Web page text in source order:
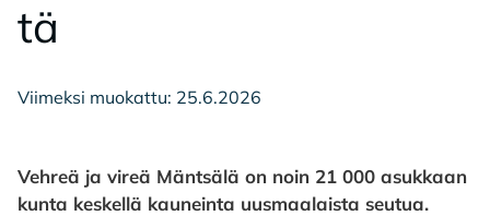
tä
Viimeksi muokattu: 25.6.2026
Vehreä ja vireä Mäntsälä on noin 21 000 asukkaan
kunta keskellä kauneinta uusmaalaista seutua.